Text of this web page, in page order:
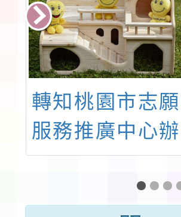
轉知桃園市志願
服務推廣中心辦
理115年4月份
志願服務教育訓